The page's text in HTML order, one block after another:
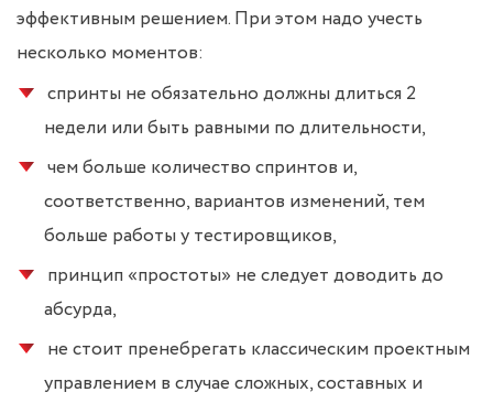
эффективным решением. При этом надо учесть
несколько моментов:
спринты не обязательно должны длиться 2
недели или быть равными по длительности,
чем больше количество спринтов и,
соответственно, вариантов изменений, тем
больше работы у тестировщиков,
принцип «простоты» не следует доводить до
абсурда,
не стоит пренебрегать классическим проектным
управлением в случае сложных, составных и